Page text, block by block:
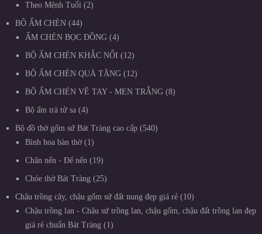
Theo Mệnh Tuổi 2
BỘ ẤM CHÉN
44
ẤM CHÉN BỌC ĐỒNG
4
BỘ ẤM CHÉN KHẮC NỔI 12
BỘ ẤM CHÉN QUÀ TẶNG 12
BỘ ẤM CHÉN VẼ TAY - MEN TRẮNG 8
Bộ ấm trà tử sa 4
Bộ đồ thờ gốm sứ Bát Tràng cao cấp
540
Bình hoa bàn thờ
1
Chân nến - Đế nến 19
Chóe thờ Bát Tràng 25
Chậu trồng cây, chậu gốm sứ đất nung đẹp giá rẻ
10
Chậu trồng lan - Chậu sứ trồng lan, chậu gốm, chậu đất trồng lan đẹp
giá rẻ chuẩn Bát Tràng
1